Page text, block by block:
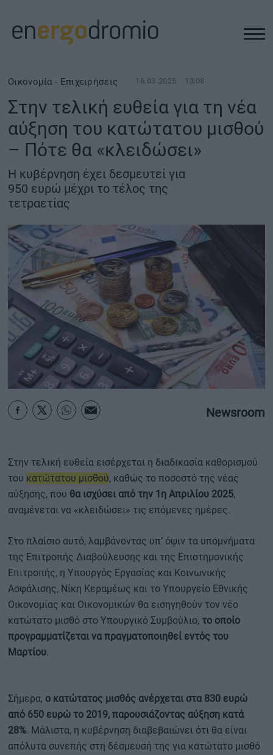
ΥΠΟΔΟΜΕΣ
REAL ESTATE
ΠΕΡΙΒΑΛΛΟΝ
ΕΝΕΡΓΕΙΑ
ΜΕΤΑΦΟΡΕΣ - ΗΛΕΚΤΡΟΚΙΝΗΣΗ
ΨΗΦΙΑΚΟΣ ΚΟΣΜΟΣ
ΟΙΚΟΝΟΜΙΑ - ΕΠΙΧΕΙΡΗΣΕΙΣ
MY PROPERTY
ΚΑΡΑΜΠΟΛΕΣ
ΤΑΥΤΟΤΗΤΑ
Οικονομία - Επιχειρήσεις 16.03.2025 13:08
Στην τελική ευθεία για τη νέα
αύξηση του κατώτατου μισθού
– Πότε θα «κλειδώσει»
Η κυβέρνηση έχει δεσμευτεί για
950 ευρώ μέχρι το τέλος της
τετραετίας
Newsroom
Στην τελική ευθεία εισέρχεται η διαδικασία καθορισμού
του κατώτατου μισθού, καθώς το ποσοστό της νέας
αύξησης, που θα ισχύσει από την 1η Απριλίου 2025,
αναμένεται να «κλειδώσει» τις επόμενες ημέρες.
Στο πλαίσιο αυτό, λαμβάνοντας υπ’ όψιν τα υπομνήματα
της Επιτροπής Διαβούλευσης και της Επιστημονικής
Επιτροπής, η Υπουργός Εργασίας και Κοινωνικής
Ασφάλισης, Νίκη Κεραμέως και το Υπουργείο Εθνικής
Οικονομίας και Οικονομικών θα εισηγηθούν τον νέο
κατώτατο μισθό στο Υπουργικό Συμβούλιο, το οποίο
προγραμματίζεται να πραγματοποιηθεί εντός του
Μαρτίου.
Σήμερα, ο κατώτατος μισθός ανέρχεται στα 830 ευρώ
από 650 ευρώ το 2019, παρουσιάζοντας αύξηση κατά
28%. Μάλιστα, η κυβέρνηση διαβεβαιώνει ότι θα είναι
απόλυτα συνεπής στη δέσμευσή της για κατώτατο μισθό